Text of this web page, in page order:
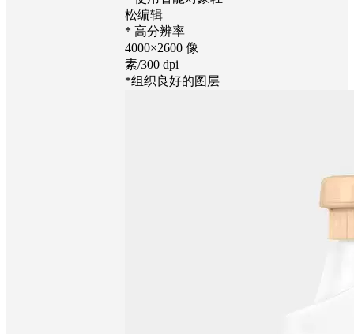
松编辑
* 高分辨率
4000×2600 像
素/300 dpi
*组织良好的图层